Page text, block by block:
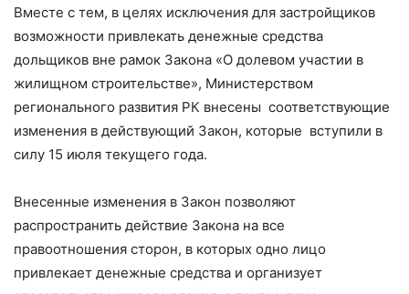
Вместе с тем, в целях исключения для застройщиков
возможности привлекать денежные средства
дольщиков вне рамок Закона «О долевом участии в
жилищном строительстве», Министерством
регионального развития РК внесены соответствующие
изменения в действующий Закон, которые вступили в
силу 15 июля текущего года.
Внесенные изменения в Закон позволяют
распространить действие Закона на все
правоотношения сторон, в которых одно лицо
привлекает денежные средства и организует